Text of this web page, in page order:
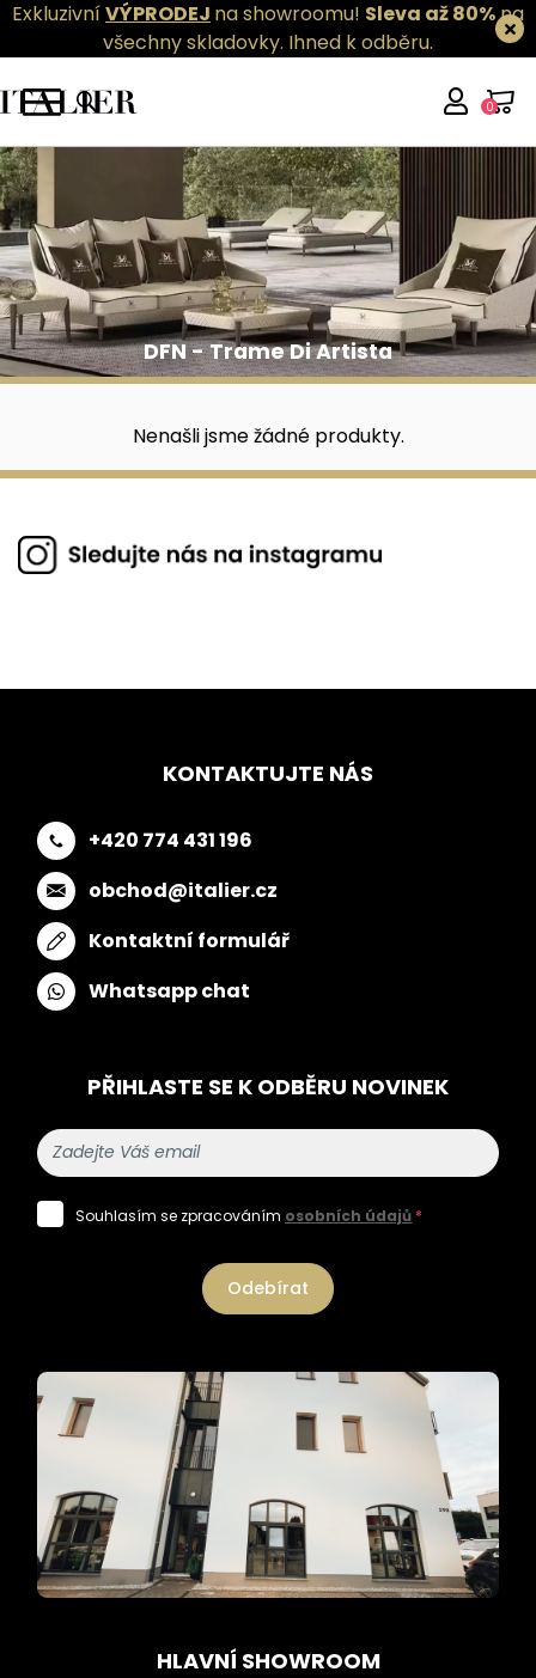
ExkluzivníVÝPRODEJ na showroomu! Sleva až 80%na
všechny skladovky. Ihned k odběru.
0
DFN - Trame Di Artista
DFN - Trame Di Artista
Nenašli jsme žádné produkty.
KONTAKTUJTE NÁS
+420 774 431 196
obchod@italier.cz
Kontaktní formulář
Whatsapp chat
PŘIHLASTE SE K ODBĚRU NOVINEK
Souhlasím se zpracováním osobních údajů *
Odebírat
HLAVNÍ SHOWROOM